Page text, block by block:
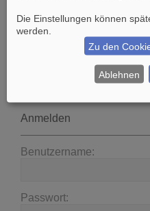
Anmelden
Benutzername:
Passwort:
Die Einstellungen können
werden.
Zu den
Ablehnen